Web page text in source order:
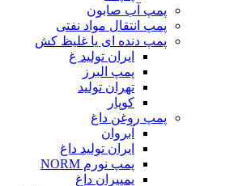
پمپ آب صابون
پمپ انتقال مواد نفتی
پمپ دنده ای یا غلیظ کش
ایران تولید غ
پمپ البرز
تهران تولید
کوپار
پمپ روغن داغ
آبروان
ایران تولید داغ
پمپ نورم NORM
پمپیران داغ